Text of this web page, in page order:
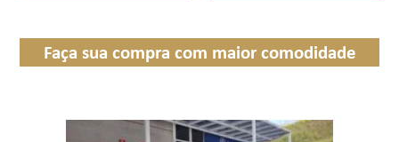
Faça sua compra com maior comodidade